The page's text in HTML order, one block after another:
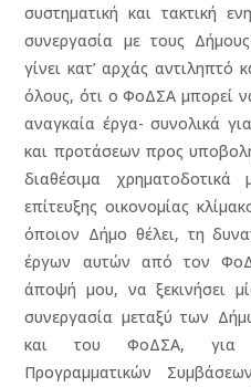
συστηματική και τακτική
συνεργασία με τους
γίνει κατ’ αρχάς αντιληπτό
όλους, ότι ο ΦοΔΣΑ μπορεί
αναγκαία έργα- συνολικά
και προτάσεων προς
διαθέσιμα
επίτευξης οικονομίας
όποιον Δήμο θέλει, τη
έργων αυτών από τον
άποψή μου, να ξεκινήσει
συνεργασία μεταξύ των
και του ΦοΔΣΑ, για
Προγραμματικών